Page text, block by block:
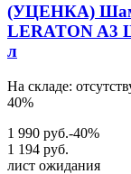
(УЦЕНКА)
LERATON A3
л
На складе:
40%
1 990 руб.-40%
1 194 руб.
лист ожидания